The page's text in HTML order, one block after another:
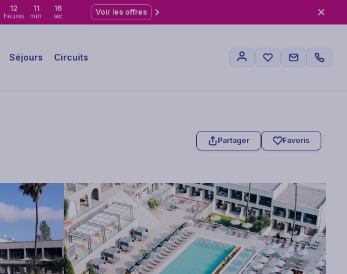
12
heures
11
min
14
sec Voir les offres
Séjours Circuits
Partager Favoris